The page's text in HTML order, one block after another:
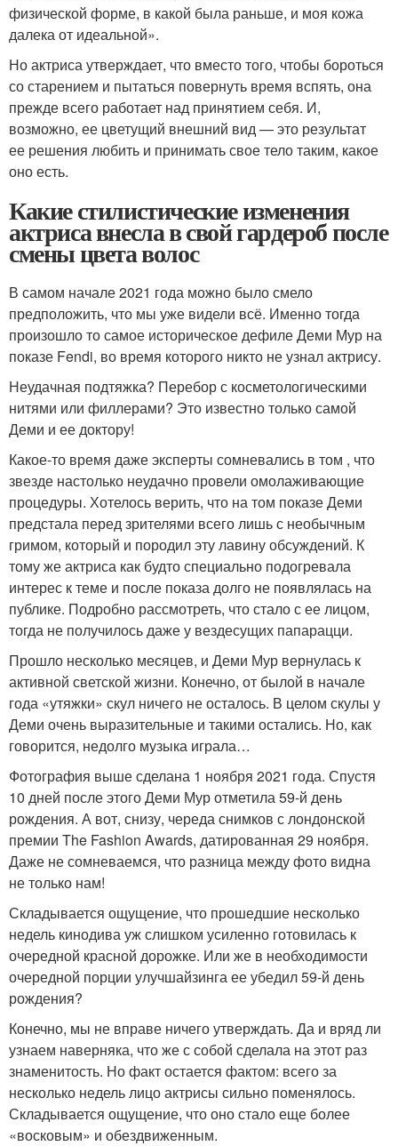
физической форме, в какой была раньше, и моя кожа
далека от идеальной».
Но актриса утверждает, что вместо того, чтобы бороться
со старением и пытаться повернуть время вспять, она
прежде всего работает над принятием себя. И,
возможно, ее цветущий внешний вид — это результат
ее решения любить и принимать свое тело таким, какое
оно есть.
Какие стилистические изменения
актриса внесла в свой гардероб после
смены цвета волос
В самом начале 2021 года можно было смело
предположить, что мы уже видели всё. Именно тогда
произошло то самое историческое дефиле Деми Мур на
показе Fendi, во время которого никто не узнал актрису.
Неудачная подтяжка? Перебор с косметологическими
нитями или филлерами? Это известно только самой
Деми и ее доктору!
Какое-то время даже эксперты сомневались в том , что
звезде настолько неудачно провели омолаживающие
процедуры. Хотелось верить, что на том показе Деми
предстала перед зрителями всего лишь с необычным
гримом, который и породил эту лавину обсуждений. К
тому же актриса как будто специально подогревала
интерес к теме и после показа долго не появлялась на
публике. Подробно рассмотреть, что стало с ее лицом,
тогда не получилось даже у вездесущих папарацци.
Прошло несколько месяцев, и Деми Мур вернулась к
активной светской жизни. Конечно, от былой в начале
года «утяжки» скул ничего не осталось. В целом скулы у
Деми очень выразительные и такими остались. Но, как
говорится, недолго музыка играла…
Фотография выше сделана 1 ноября 2021 года. Спустя
10 дней после этого Деми Мур отметила 59-й день
рождения. А вот, снизу, череда снимков с лондонской
премии The Fashion Awards, датированная 29 ноября.
Даже не сомневаемся, что разница между фото видна
не только нам!
Складывается ощущение, что прошедшие несколько
недель кинодива уж слишком усиленно готовилась к
очередной красной дорожке. Или же в необходимости
очередной порции улучшайзинга ее убедил 59-й день
рождения?
Конечно, мы не вправе ничего утверждать. Да и вряд ли
узнаем наверняка, что же с собой сделала на этот раз
знаменитость. Но факт остается фактом: всего за
несколько недель лицо актрисы сильно поменялось.
Складывается ощущение, что оно стало еще более
«восковым» и обездвиженным.